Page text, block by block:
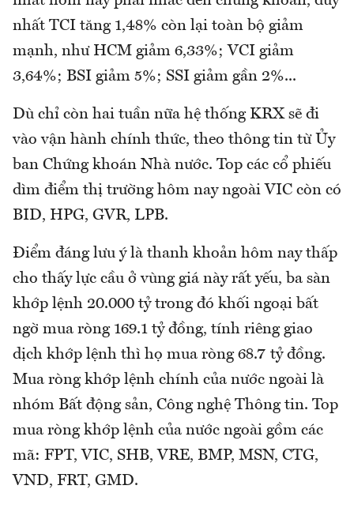
nhất TCI tăng 1,48% còn lại toàn bộ giảm
mạnh, như HCM giảm 6,33%; VCI giảm
3,64%; BSI giảm 5%; SSI giảm gần 2%...
Dù chỉ còn hai tuần nữa hệ thống KRX sẽ đi
vào vận hành chính thức, theo thông tin từ Ủy
ban Chứng khoán Nhà nước. Top các cổ phiếu
dìm điểm thị trường hôm nay ngoài VIC còn có
BID, HPG, GVR, LPB.
Điểm đáng lưu ý là thanh khoản hôm nay thấp
cho thấy lực cầu ở vùng giá này rất yếu, ba sàn
khớp lệnh 20.000 tỷ trong đó khối ngoại bất
ngờ mua ròng 169.1 tỷ đồng, tính riêng giao
dịch khớp lệnh thì họ mua ròng 68.7 tỷ đồng.
Mua ròng khớp lệnh chính của nước ngoài là
nhóm Bất động sản, Công nghệ Thông tin. Top
mua ròng khớp lệnh của nước ngoài gồm các
mã: FPT, VIC, SHB, VRE, BMP, MSN, CTG,
VND, FRT, GMD.